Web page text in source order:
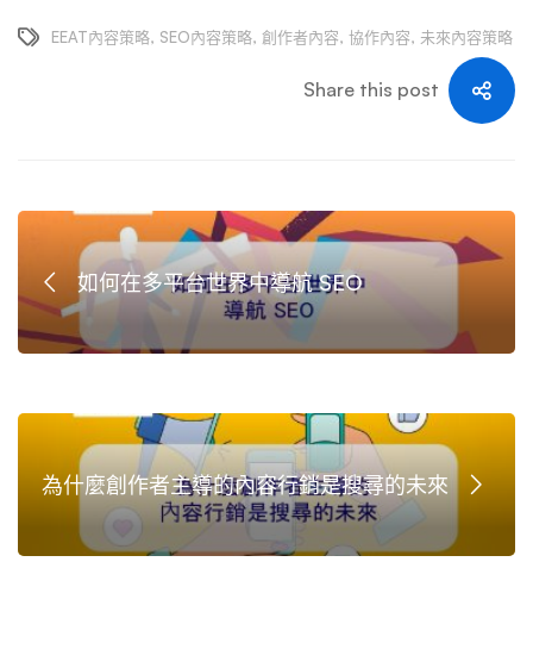
EEAT內容策略, SEO內容策略, 創作者內容, 協作內容, 未來內容策略
Share this post
如何在多平台世界中導航 SEO
為什麼創作者主導的內容行銷是搜尋的未來